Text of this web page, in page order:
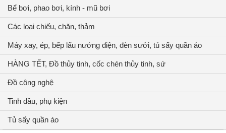
Bể bơi, phao bơi, kính - mũ bơi
Các loại chiếu, chăn, thảm
Máy xay, ép, bếp lẩu nướng điện, đèn sưởi, tủ sấy quần áo
HÀNG TẾT, Đồ thủy tinh, cốc chén thủy tinh, sứ
Đồ công nghệ
Tinh dầu, phụ kiện
Tủ sấy quần áo